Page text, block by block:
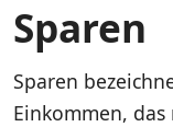
Sparen
Sparen
Einkommen,